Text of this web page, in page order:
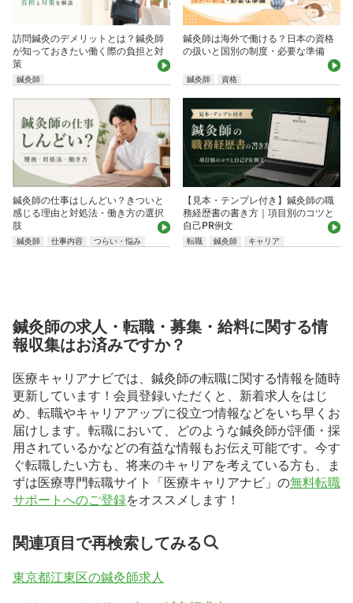
訪問鍼灸のデメリットとは？鍼灸師
が知っておきたい働く際の負担と対
策
鍼灸師
鍼灸師は海外で働ける？日本の資格
の扱いと国別の制度・必要な準備
鍼灸師 資格
鍼灸師の仕事はしんどい？きついと
感じる理由と対処法・働き方の選択
肢
鍼灸師 仕事内容 つらい・悩み
【見本・テンプレ付き】鍼灸師の職
務経歴書の書き方｜項目別のコツと
自己PR例文
転職 鍼灸師 キャリア
鍼灸師の求人・転職・募集・給料に関する情
報収集はお済みですか？
医療キャリアナビでは、鍼灸師の転職に関する情報を随時
更新しています！会員登録いただくと、新着求人をはじ
め、転職やキャリアアップに役立つ情報などをいち早くお
届けします。転職において、どのような鍼灸師が評価・採
用されているかなどの有益な情報もお伝え可能です。今す
ぐ転職したい方も、将来のキャリアを考えている方も、ま
ずは医療専門転職サイト「医療キャリアナビ」の無料転職
サポートへのご登録をオススメします！
関連項目で再検索してみる
東京都江東区の鍼灸師求人